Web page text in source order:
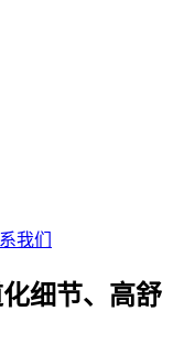
我们
细节、高舒